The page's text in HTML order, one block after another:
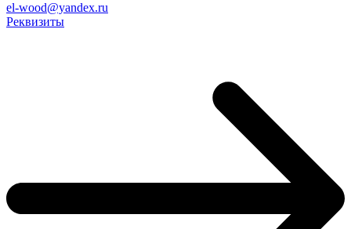
el-wood@yandex.ru
Реквизиты